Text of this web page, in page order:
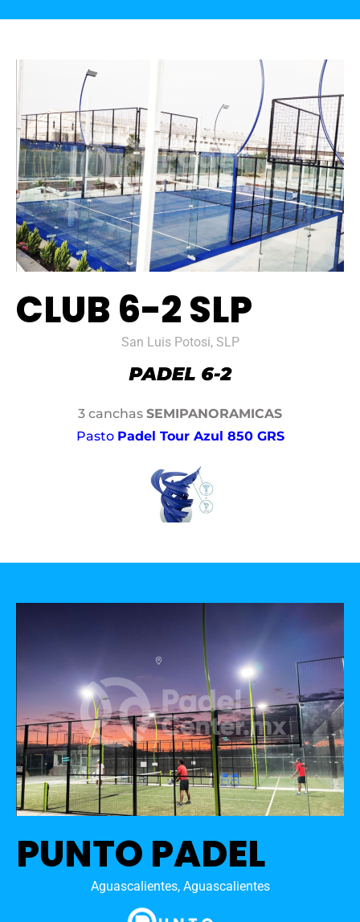
CLUB 6-2 SLP
San Luis Potosi, SLP
3 canchas SEMIPANORAMICAS
Pasto Padel Tour Azul 850 GRS
PUNTO PADEL
Aguascalientes, Aguascalientes